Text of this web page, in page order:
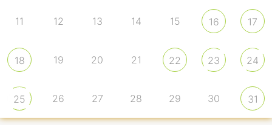
11 12 13 14 15 16 17
18 19 20 21 22 23 24
25 26 27 28 29 30 31